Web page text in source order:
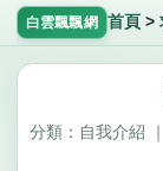
白雲飄飄網 首頁 >
分類：自我介紹